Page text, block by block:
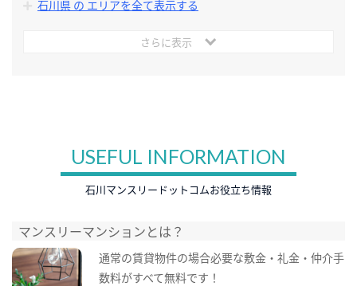
石川県 の エリアを全て表示する
さらに表示
USEFUL INFORMATION
石川マンスリードットコムお役立ち情報
マンスリーマンションとは？
通常の賃貸物件の場合必要な敷金・礼金・仲介手
数料がすべて無料です！